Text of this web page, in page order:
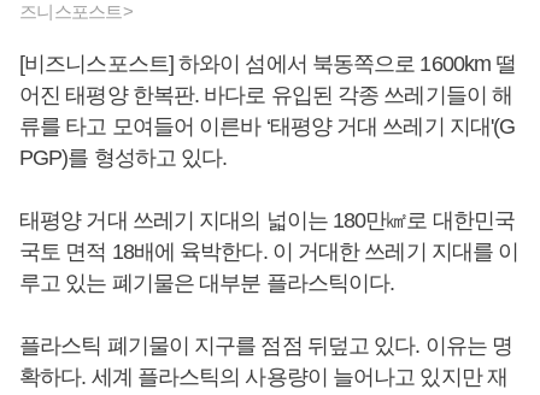
즈니스포스트>
[비즈니스포스트] 하와이 섬에서 북동쪽으로 1600km 떨
어진 태평양 한복판. 바다로 유입된 각종 쓰레기들이 해
류를 타고 모여들어 이른바 ‘태평양 거대 쓰레기 지대'(G
PGP)를 형성하고 있다.
태평양 거대 쓰레기 지대의 넓이는 180만㎢로 대한민국
국토 면적 18배에 육박한다. 이 거대한 쓰레기 지대를 이
루고 있는 폐기물은 대부분 플라스틱이다.
플라스틱 폐기물이 지구를 점점 뒤덮고 있다. 이유는 명
확하다. 세계 플라스틱의 사용량이 늘어나고 있지만 재